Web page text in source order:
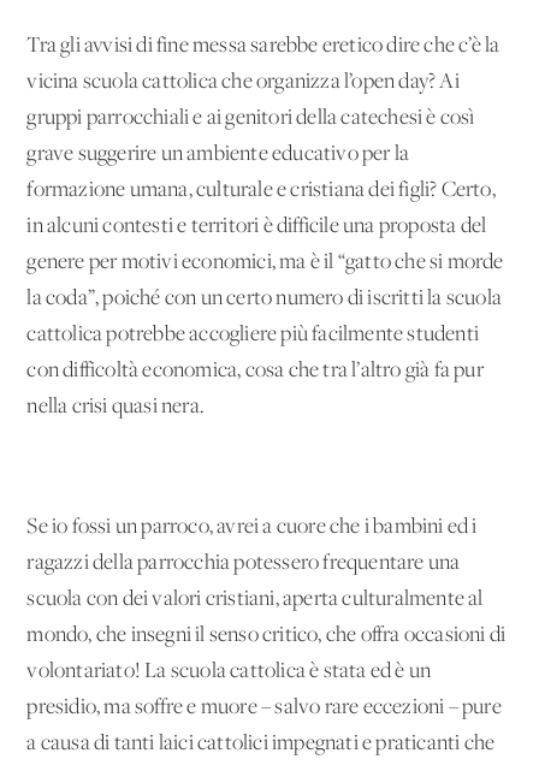
Tra gli avvisi di fine messa sarebbe eretico dire che c’è la
vicina scuola cattolica che organizza l’open day? Ai
gruppi parrocchiali e ai genitori della catechesi è così
grave suggerire un ambiente educativo per la
formazione umana, culturale e cristiana dei figli? Certo,
in alcuni contesti e territori è difficile una proposta del
genere per motivi economici, ma è il “gatto che si morde
la coda”, poiché con un certo numero di iscritti la scuola
cattolica potrebbe accogliere più facilmente studenti
con difficoltà economica, cosa che tra l’altro già fa pur
nella crisi quasi nera.
Se io fossi un parroco, avrei a cuore che i bambini ed i
ragazzi della parrocchia potessero frequentare una
scuola con dei valori cristiani, aperta culturalmente al
mondo, che insegni il senso critico, che offra occasioni di
volontariato! La scuola cattolica è stata ed è un
presidio, ma soffre e muore – salvo rare eccezioni – pure
a causa di tanti laici cattolici impegnati e praticanti che